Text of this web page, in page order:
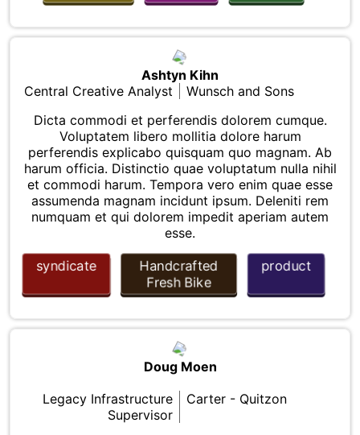
Ashtyn Kihn
Central Creative Analyst
Wunsch and Sons
Dicta commodi et perferendis dolorem cumque.
Voluptatem libero mollitia dolore harum
perferendis explicabo quisquam quo magnam. Ab
harum officia. Distinctio quae voluptatum nulla nihil
et commodi harum. Tempora vero enim quae esse
assumenda magnam incidunt ipsum. Deleniti rem
numquam et qui dolorem impedit aperiam autem
esse.
syndicate
Handcrafted
Fresh Bike
product
Doug Moen
Legacy Infrastructure
Supervisor
Carter - Quitzon